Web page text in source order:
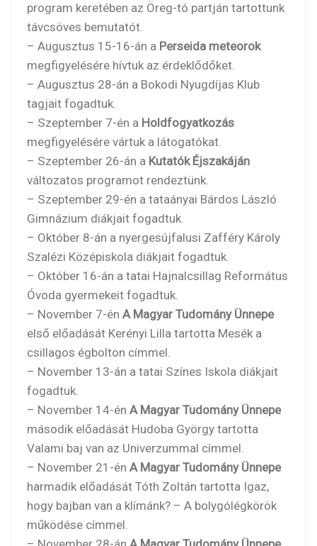
program keretében az Öreg-tó partján tartottunk
távcsöves bemutatót.
– Augusztus 15-16-án a Perseida meteorok
megfigyelésére hívtuk az érdeklődőket.
– Augusztus 28-án a Bokodi Nyugdíjas Klub
tagjait fogadtuk.
– Szeptember 7-én a Holdfogyatkozás
megfigyelésére vártuk a látogatókat.
– Szeptember 26-án a Kutatók Éjszakáján
változatos programot rendeztünk.
– Szeptember 29-én a tataányai Bárdos László
Gimnázium diákjait fogadtuk.
– Október 8-án a nyergesújfalusi Zafféry Károly
Szalézi Középiskola diákjait fogadtuk.
– Október 16-án a tatai Hajnalcsillag Református
Óvoda gyermekeit fogadtuk.
– November 7-énA Magyar Tudomány Ünnepe
első előadását Kerényi Lilla tartotta Mesék a
csillagos égbolton címmel.
– November 13-án a tatai Színes Iskola diákjait
fogadtuk.
– November 14-énA Magyar Tudomány Ünnepe
második előadását Hudoba György tartotta
Valami baj van az Univerzummal címmel.
– November 21-énA Magyar Tudomány Ünnepe
harmadik előadását Tóth Zoltán tartotta Igaz,
hogy bajban van a klímánk? – A bolygólégkörök
működése címmel.